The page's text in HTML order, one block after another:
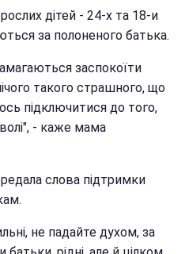
дітей - 24-х та 18-и
за полоненого батька.
заспокоїти
такого страшного, що
підключитися до того,
- каже мама
слова підтримки
не падайте духом, за